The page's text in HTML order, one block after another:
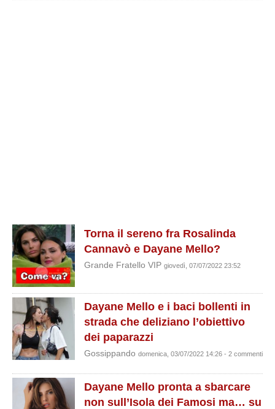
Torna il sereno fra Rosalinda
Cannavò e Dayane Mello?
Grande Fratello VIP giovedì, 07/07/2022 23:52
Dayane Mello e i baci bollenti in
strada che deliziano l’obiettivo
dei paparazzi
Gossippando domenica, 03/07/2022 14:26 - 2 commenti
Dayane Mello pronta a sbarcare
non sull’Isola dei Famosi ma… su